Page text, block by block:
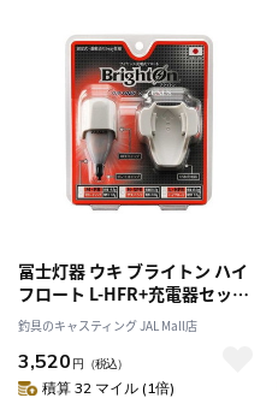
冨士灯器 ウキ ブライトン ハイ
フロート L-HFR+充電器セット
赤
釣具のキャスティング JAL Mall店
3,520 円 （税込）
積算 32 マイル (1倍)